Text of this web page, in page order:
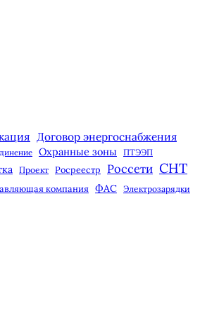
Договор энергоснабжения
Охранные зоны ПТЭЭП
Проект Росреестр Россети СНТ
компания ФАС Электрозарядки